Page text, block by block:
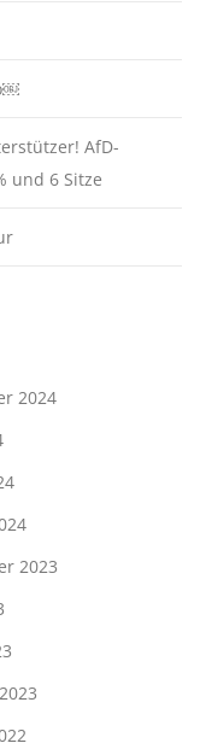
AfD-
und 6 Sitze
2024
2023